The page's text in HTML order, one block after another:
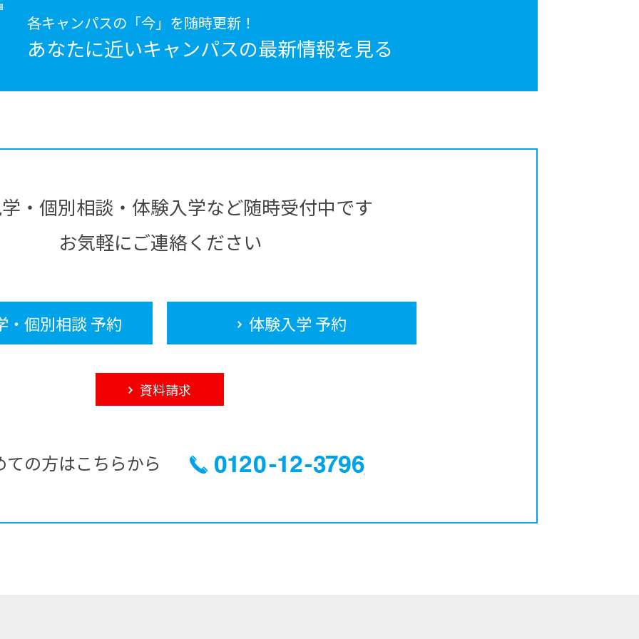
各キャンパスの「今」を随時更新！
あなたに近いキャンパスの最新情報を見る
・個別相談・体験入学など随時受付中です
お気軽にご連絡ください
・個別相談 予約 体験入学 予約
資料請求
ての方はこちらから 0120-12-3796